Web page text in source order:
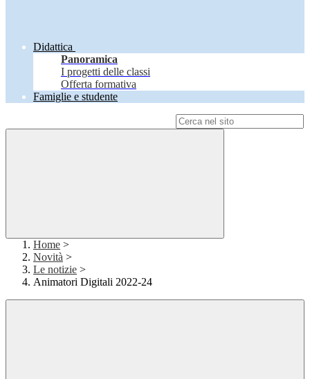
Didattica
Panoramica
I progetti delle classi
Offerta formativa
Famiglie e studente
Home >
Novità >
Le notizie >
Animatori Digitali 2022-24